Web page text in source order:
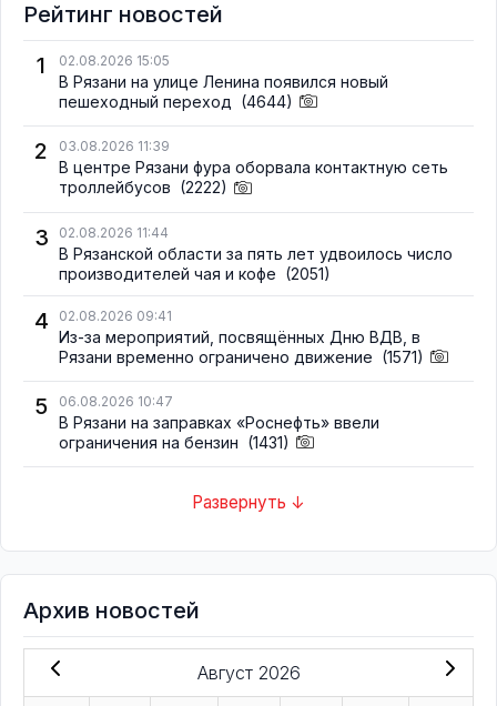
Рейтинг новостей
1
02.08.2026 15:05
В Рязани на улице Ленина появился новый
пешеходный переход (4644)
2 03.08.2026 11:39
В центре Рязани фура оборвала контактную сеть
троллейбусов (2222)
3 02.08.2026 11:44
В Рязанской области за пять лет удвоилось число
производителей чая и кофе (2051)
4 02.08.2026 09:41
Из-за мероприятий, посвящённых Дню ВДВ, в
Рязани временно ограничено движение (1571)
5 06.08.2026 10:47
В Рязани на заправках «Роснефть» ввели
ограничения на бензин (1431)
Развернуть ↓
Архив новостей
Август 2026